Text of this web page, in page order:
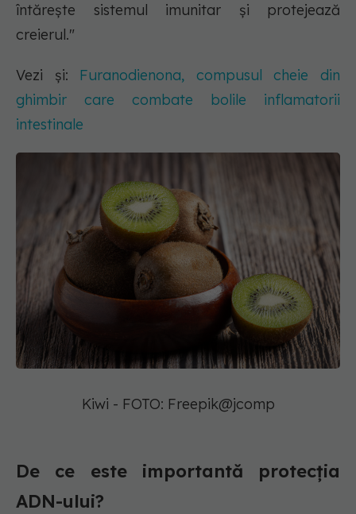
întărește sistemul imunitar și protejează
creierul."
Vezi și: Furanodienona, compusul cheie din
ghimbir care combate bolile inflamatorii
intestinale
Kiwi - FOTO: Freepik@jcomp
De ce este importantă protecția
ADN-ului?